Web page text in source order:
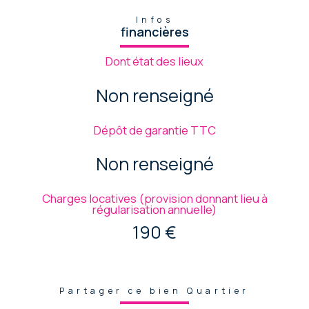
Infos
financières
Dont état des lieux
Non renseigné
Dépôt de garantie TTC
Non renseigné
Charges locatives (provision donnant lieu à
régularisation annuelle)
190 €
Partager ce bien Quartier